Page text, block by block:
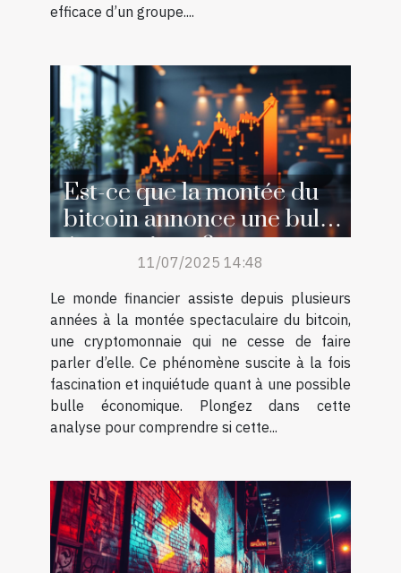
efficace d’un groupe....
Est-ce que la montée du
bitcoin annonce une bulle
économique ?
11/07/2025 14:48
Le monde financier assiste depuis plusieurs
années à la montée spectaculaire du bitcoin,
une cryptomonnaie qui ne cesse de faire
parler d’elle. Ce phénomène suscite à la fois
fascination et inquiétude quant à une possible
bulle économique. Plongez dans cette
analyse pour comprendre si cette...